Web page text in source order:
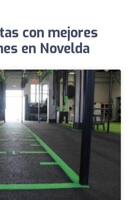
con mejores
en Novelda